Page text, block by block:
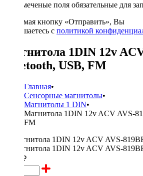
* - отмеченые поля обязательные для
Нажимая кнопку «Отправить», Вы
соглашаетесь с политикой
Магнитола 1DIN 12v
bluetooth, USB, FM
Главная•
Сенсорные магнитолы•
Магнитолы 1 DIN•
Магнитола 1DIN 12v ACV AVS-
FM
3000 ₽